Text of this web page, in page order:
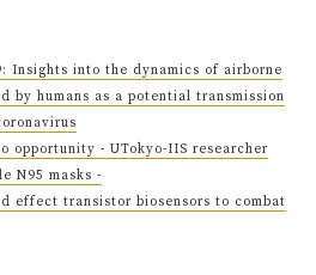
Insights into the dynamics of airborne
by humans as a potential transmission
opportunity - UTokyo-IIS researcher
N95 masks -
effect transistor biosensors to combat